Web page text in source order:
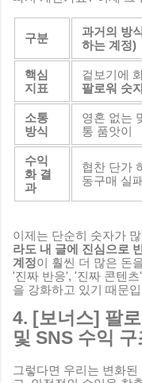
구분
과거의 방
하는 계정)
핵심
지표
겉보기에
팔로워 숫
소통
방식
영혼 없는
통 품앗이
수익
화 결
과
협찬 단가
동구매 실패
이제는 단순히 숫자가
라도 내 글에 진심으로
계정이 훨씬 더 많은 돈
'진짜 반응', '진짜 콘텐
을 강화하고 있기 때문
4. [보너스] 팔
및 SNS 수익 구
그렇다면 우리는 변화